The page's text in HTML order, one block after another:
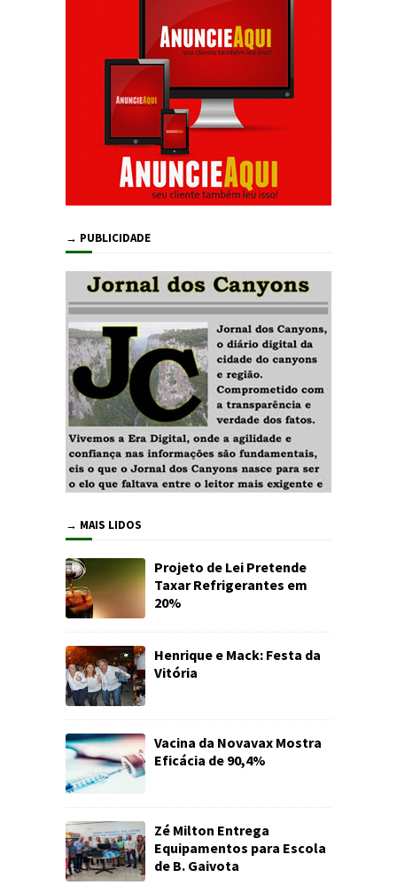
→ PUBLICIDADE
→ MAIS LIDOS
Projeto de Lei Pretende
Taxar Refrigerantes em
20%
Henrique e Mack: Festa da
Vitória
Vacina da Novavax Mostra
Eficácia de 90,4%
Zé Milton Entrega
Equipamentos para Escola
de B. Gaivota